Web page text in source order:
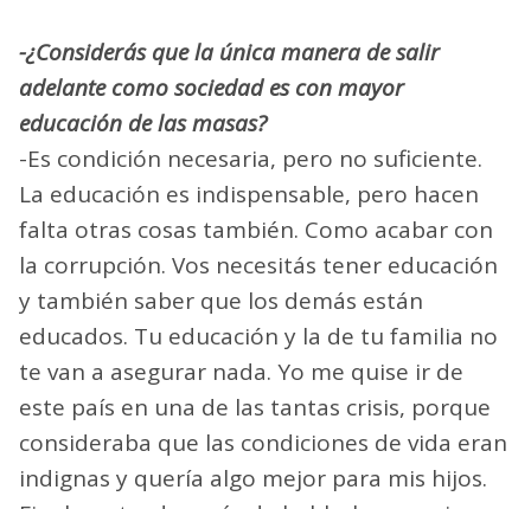
-¿Considerás que la única manera de salir
adelante como sociedad es con mayor
educación de las masas?
-Es condición necesaria, pero no suficiente.
La educación es indispensable, pero hacen
falta otras cosas también. Como acabar con
la corrupción. Vos necesitás tener educación
y también saber que los demás están
educados. Tu educación y la de tu familia no
te van a asegurar nada. Yo me quise ir de
este país en una de las tantas crisis, porque
consideraba que las condiciones de vida eran
indignas y quería algo mejor para mis hijos.